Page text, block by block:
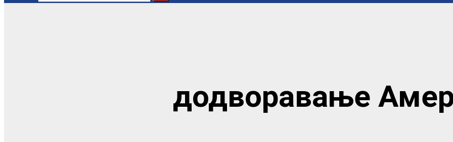
додворавање